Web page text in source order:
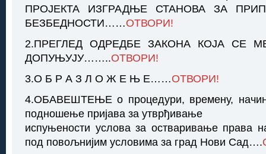
ПРОЈЕКТА ИЗГРАДЊЕ СТАНОВА ЗА
БЕЗБЕДНОСТИ……ОТВОРИ!
2.ПРЕГЛЕД ОДРЕДБЕ ЗАКОНА КОЈА СЕ
ДОПУЊУЈУ……..ОТВОРИ!
3.О Б Р А З Л О Ж Е Њ Е……ОТВОРИ!
4.ОБАВЕШТЕЊЕ о процедури, времену,
подношење пријава за утврђивање
испуњености услова за остваривање права
под повољнијим условима за град Нови Сад….